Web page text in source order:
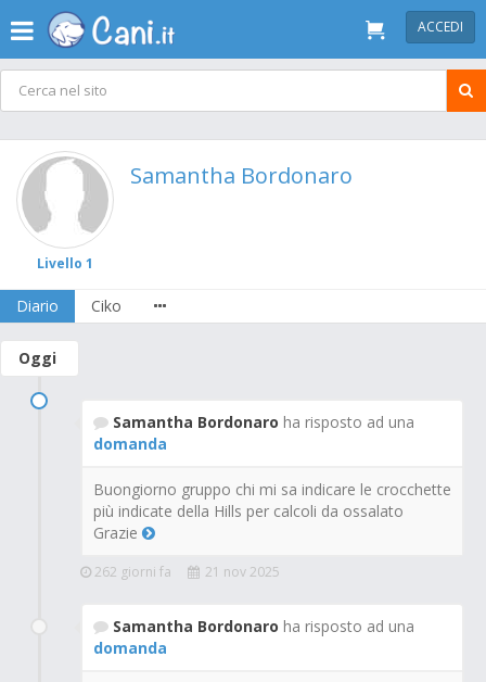
ACCEDI
Livello 1
Samantha Bordonaro
Diario Ciko
Oggi
Samantha Bordonaro ha risposto ad una
domanda
Buongiorno gruppo chi mi sa indicare le crocchette
più indicate della Hills per calcoli da ossalato
Grazie
262 giorni fa 21 nov 2025
Samantha Bordonaro ha risposto ad una
domanda